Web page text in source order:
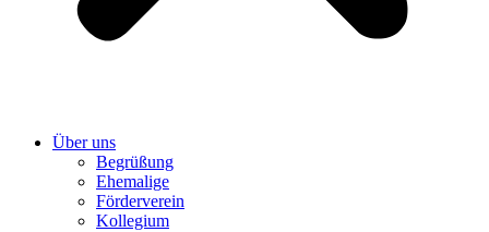
Über uns
Begrüßung
Ehemalige
Förderverein
Kollegium